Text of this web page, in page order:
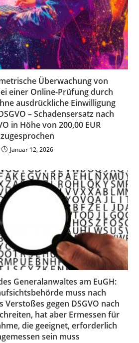
Überwachung von
einer Online-Prüfung durch
ausdrückliche Einwilligung
– Schadensersatz nach
in Höhe von 200,00 EUR
zugesprochen
Januar 12, 2026
Generalanwaltes am EuGH:
muss nach
Verstoßes gegen DSGVO nach
hat aber Ermessen für
die geeignet, erforderlich
sein muss